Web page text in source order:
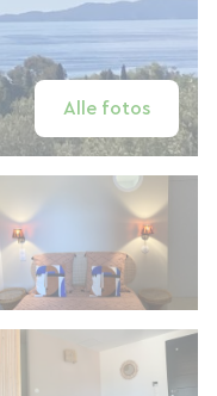
Alle fotos